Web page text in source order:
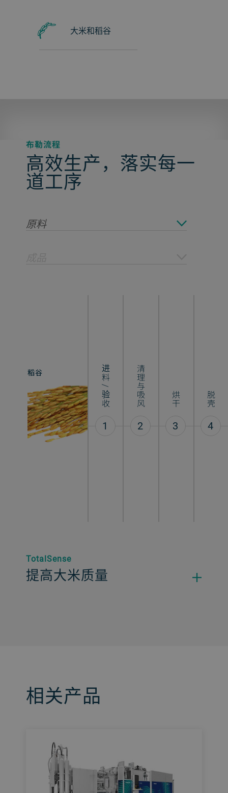
大米和稻谷
布勒流程
高效生产，落实每一
道工序
原料
稻谷 进料 / 验收
1
清理与吸风
2
烘干
3
脱壳
4
TotalSense
提高大米质量
相关产品